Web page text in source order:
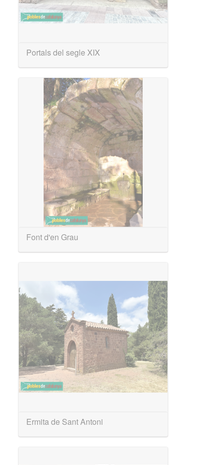
Portals del segle XIX
Font d'en Grau
Ermita de Sant Antoni